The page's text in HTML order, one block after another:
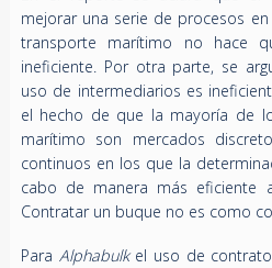
mejorar una serie de procesos
transporte marítimo no hace
ineficiente. Por otra parte, se
uso de intermediarios es
el hecho de que la mayoría de
marítimo son mercados
continuos en los que la
cabo de manera más eficiente
Contratar un buque no es como
Para Alphabulk el uso de